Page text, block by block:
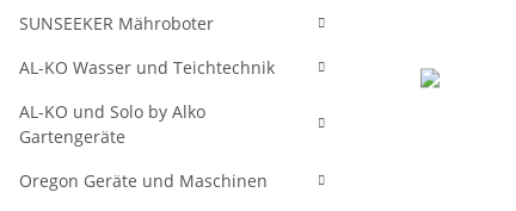
SUNSEEKER Mähroboter
AL-KO Wasser und Teichtechnik
AL-KO und Solo by Alko
Gartengeräte
Oregon Geräte und Maschinen